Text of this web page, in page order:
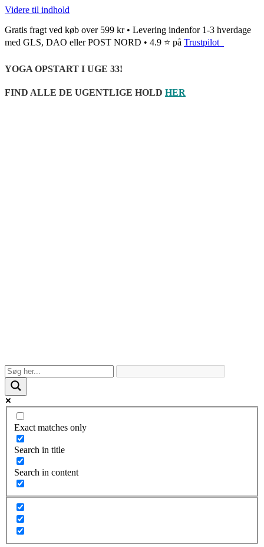
Videre til indhold
Gratis fragt ved køb over 599 kr • Levering indenfor 1-3 hverdage
med GLS, DAO eller POST NORD • 4.9 ⭐ på Trustpilot
YOGA OPSTART I UGE 33!
FIND ALLE DE UGENTLIGE HOLD HER
Exact matches only
Search in title
Search in content